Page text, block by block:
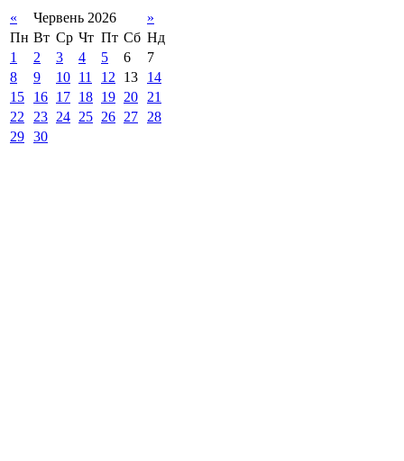
« Червень 2026
»
Пн Вт Ср Чт Пт Сб Нд
1
2 3 4 5 6
7
8
9 10 11 12 13
14
15
16 17 18 19 20
21
22
23 24 25 26 27
28
29 30